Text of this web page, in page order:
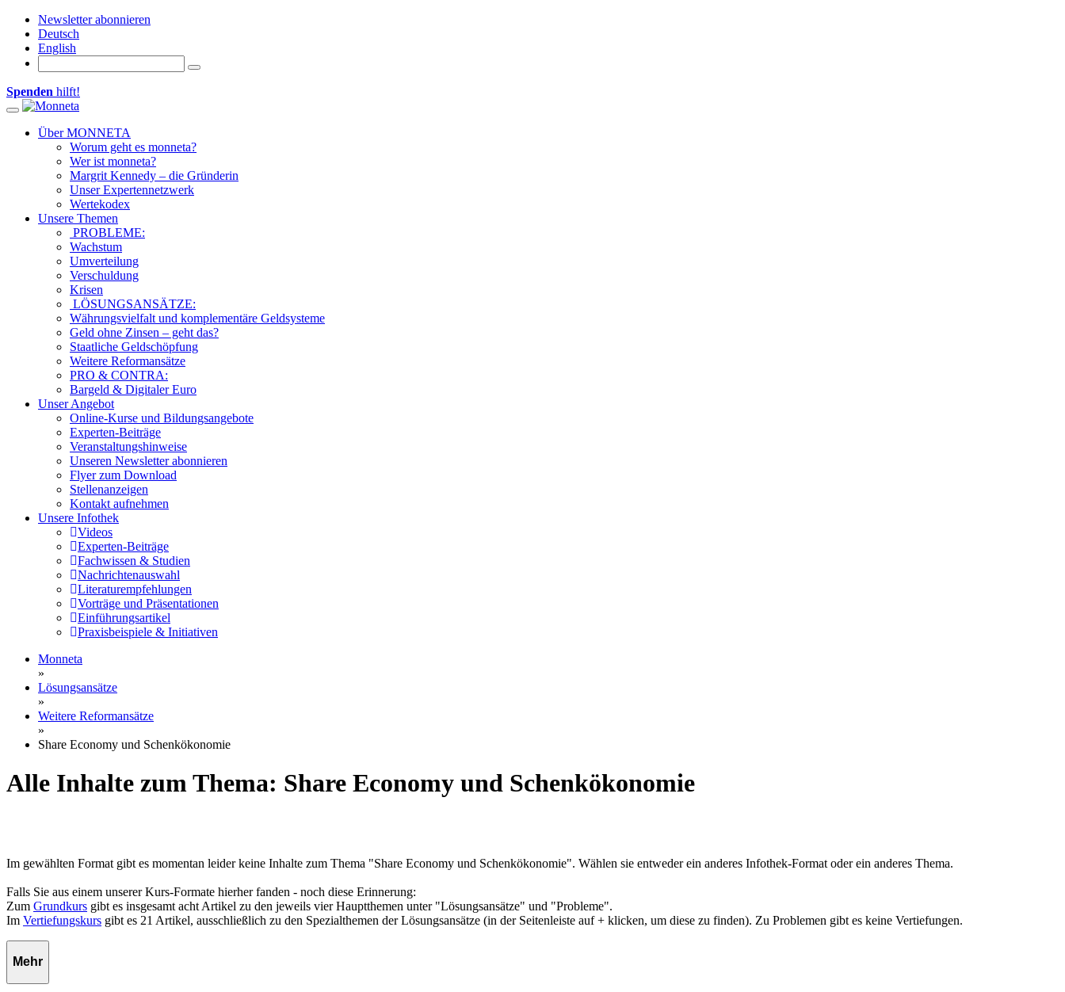
Newsletter abonnieren
Deutsch
English
Spenden hilft!
Toggle navigation
Über MONNETA
Worum geht es monneta?
Wer ist monneta?
Margrit Kennedy – die Gründerin
Unser Expertennetzwerk
Wertekodex
Unsere Themen
PROBLEME:
Wachstum
Umverteilung
Verschuldung
Krisen
LÖSUNGSANSÄTZE:
Währungsvielfalt und komplementäre Geldsysteme
Geld ohne Zinsen – geht das?
Staatliche Geldschöpfung
Weitere Reformansätze
PRO & CONTRA:
Bargeld & Digitaler Euro
Unser Angebot
Online-Kurse und Bildungsangebote
Experten-Beiträge
Veranstaltungshinweise
Unseren Newsletter abonnieren
Flyer zum Download
Stellenanzeigen
Kontakt aufnehmen
Unsere Infothek
Videos
Experten-Beiträge
Fachwissen & Studien
Nachrichtenauswahl
Literaturempfehlungen
Vorträge und Präsentationen
Einführungsartikel
Praxisbeispiele & Initiativen
Monneta
»
Lösungsansätze
»
Weitere Reformansätze
»
Share Economy und Schenkökonomie
Alle Inhalte zum Thema: Share Economy und Schenkökonomie
Im gewählten Format gibt es momentan leider keine Inhalte zum Thema "Share Economy und Schenkökonomie". Wählen sie entweder ein anderes Infothek-Format oder ein anderes Thema.
Falls Sie aus einem unserer Kurs-Formate hierher fanden - noch diese Erinnerung:
Zum Grundkurs gibt es insgesamt acht Artikel zu den jeweils vier Hauptthemen unter "Lösungsansätze" und "Probleme".
Im Vertiefungskurs gibt es 21 Artikel, ausschließlich zu den Spezialthemen der Lösungsansätze (in der Seitenleiste auf + klicken, um diese zu finden). Zu Problemen gibt es keine Vertiefungen.
Mehr